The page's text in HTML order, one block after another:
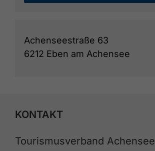
Achenseestraße 63
6212 Eben am Achensee
KONTAKT
Tourismusverband Achensee